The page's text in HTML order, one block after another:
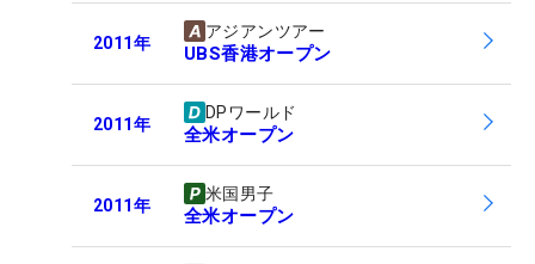
2011年
アジアンツアー
UBS香港オープン
2011年
DPワールド
全米オープン
2011年
米国男子
全米オープン